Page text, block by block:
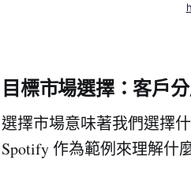
目標市場選擇：客戶
選擇市場意味著我們選擇
Spotify 作為範例來理解什